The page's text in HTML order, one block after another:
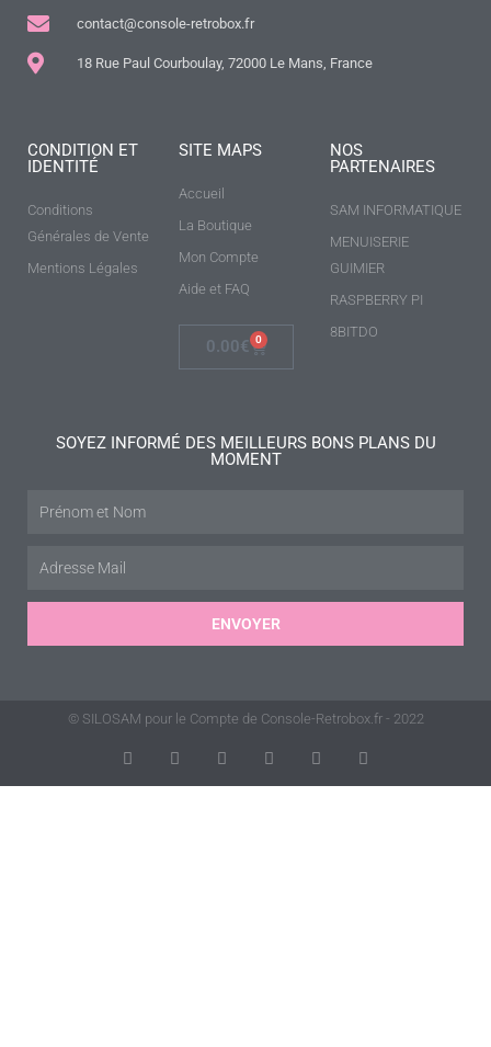
contact@console-retrobox.fr
18 Rue Paul Courboulay, 72000 Le Mans, France
CONDITION ET
IDENTITÉ
Conditions
Générales de Vente
Mentions Légales
SITE MAPS
Accueil
La Boutique
Mon Compte
Aide et FAQ
0.00€ 0
NOS
PARTENAIRES
SAM INFORMATIQUE
MENUISERIE
GUIMIER
RASPBERRY PI
8BITDO
SOYEZ INFORMÉ DES MEILLEURS BONS PLANS DU
MOMENT
ENVOYER
© SILOSAM pour le Compte de Console-Retrobox.fr - 2022